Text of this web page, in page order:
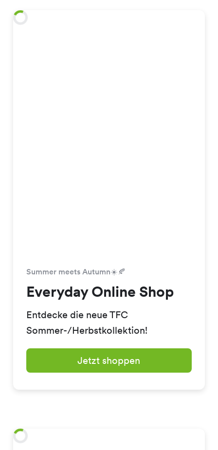
Summer meets Autumn☀️🍂
Everyday Online Shop
Entdecke die neue TFC
Sommer-/Herbstkollektion!
Jetzt shoppen